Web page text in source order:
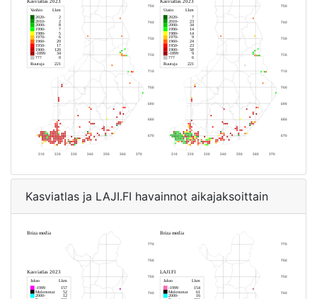
Kasviatlas ja LAJI.FI havainnot aikajaksoittain